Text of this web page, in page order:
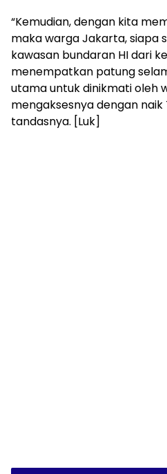
“Kemudian, dengan kita
maka warga Jakarta, siapa
kawasan bundaran HI dari
menempatkan patung
utama untuk dinikmati oleh
mengaksesnya dengan naik
tandasnya. [Luk]